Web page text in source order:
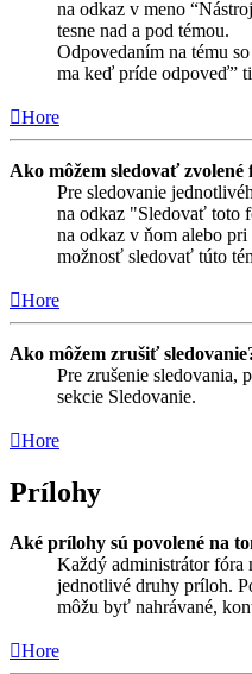
na odkaz v meno
tesne nad a pod témou.
Odpovedaním na tému
ma keď príde odpoveď”
Hore
Ako môžem sledovať zvolené
Pre sledovanie
na odkaz "Sledovať toto
na odkaz v ňom alebo
možnosť sledovať túto
Hore
Ako môžem zrušiť
Pre zrušenie sledovania,
sekcie Sledovanie.
Hore
Prílohy
Aké prílohy sú povolené na
Každý administrátor
jednotlivé druhy príloh.
môžu byť nahrávané,
Hore